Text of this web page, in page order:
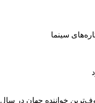
سینما
خواننده جهان در سال ۲۰۲۶